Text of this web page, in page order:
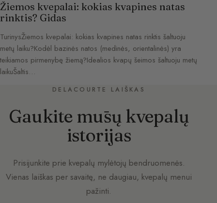
Žiemos kvepalai: kokias kvapines natas
rinktis? Gidas
TurinysŽiemos kvepalai: kokias kvapines natas rinktis šaltuoju
metų laiku?Kodėl bazinės natos (medinės, orientalinės) yra
teikiamos pirmenybę žiemą?Idealios kvapų šeimos šaltuoju metų
laikuŠaltis…
DELACOURTE LAIŠKAS
Gaukite mūsų kvepalų
istorijas
Prisijunkite prie kvepalų mylėtojų bendruomenės.
Vienas laiškas per savaitę, ne daugiau, kvepalų menui
pažinti.